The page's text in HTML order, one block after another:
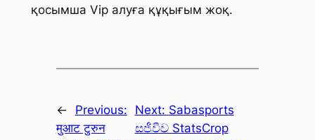
қосымша Vip алуға құқығым жоқ.
←
Previous:
मुआट टुरुन
Next: Sabasports
සජීවීව StatsCrop